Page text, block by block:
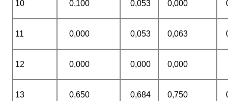
10 0,100 0,053 0,000
11 0,000 0,053 0,063
12 0,000 0,000 0,000
13 0,650 0,684 0,750